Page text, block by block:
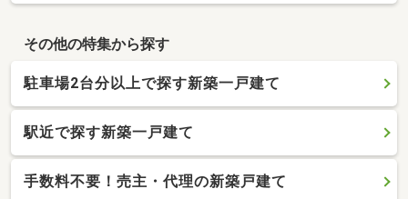
その他の特集から探す
駐車場2台分以上で探す新築一戸建て
駅近で探す新築一戸建て
手数料不要！売主・代理の新築戸建て